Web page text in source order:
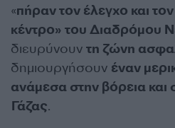
«πήραν τον έλεγχο και
κέντρο» του Διαδρόμου
διευρύνουν τη ζώνη
δημιουργήσουν έναν
ανάμεσα στην βόρεια και
Γάζας.